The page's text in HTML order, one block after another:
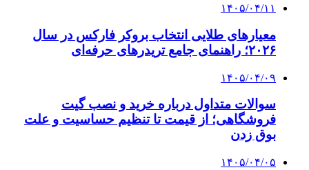
۱۴۰۵/۰۴/۱۱
معیارهای طلایی انتخاب بروکر فارکس در سال
۲۰۲۶؛ راهنمای جامع تریدرهای حرفه‌ای
۱۴۰۵/۰۴/۰۹
سوالات متداول درباره خرید و نصب گیت
فروشگاهی؛ از قیمت تا تنظیم حساسیت و علت
بوق زدن
۱۴۰۵/۰۴/۰۵